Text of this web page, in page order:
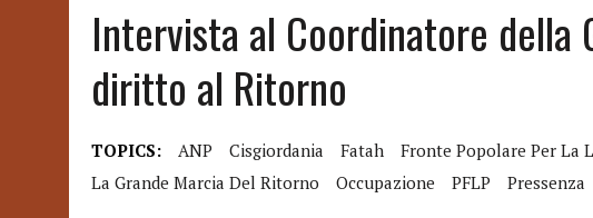
Intervista al Coordinatore della
diritto al Ritorno
TOPICS: ANP Cisgiordania Fatah Fronte Popolare Per La
La Grande Marcia Del Ritorno
Occupazione PFLP Pressenza